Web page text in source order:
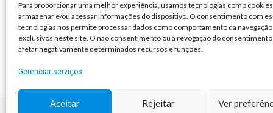
Para proporcionar uma melhor experiência, usamos tecnologias como cookies
armazenar e/ou acessar informações do dispositivo. O consentimento com
tecnologias nos permite processar dados como comportamento da navegação
exclusivos neste site. O não consentimento ou a revogação do
afetar negativamente determinados recursos e funções.
Gerenciar serviços
Aceitar Rejeitar Ver
SORRIDENTS – RT: Dra Flávia Cristina Reis Augusto
CRO CL: 7574
CRO/SP – 92.072
RAZÃO SOCIAL: DSO DENTAL SERVICE OFFICE